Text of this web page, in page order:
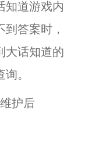
知道游戏内
到答案时，
大话知道的
。
护后